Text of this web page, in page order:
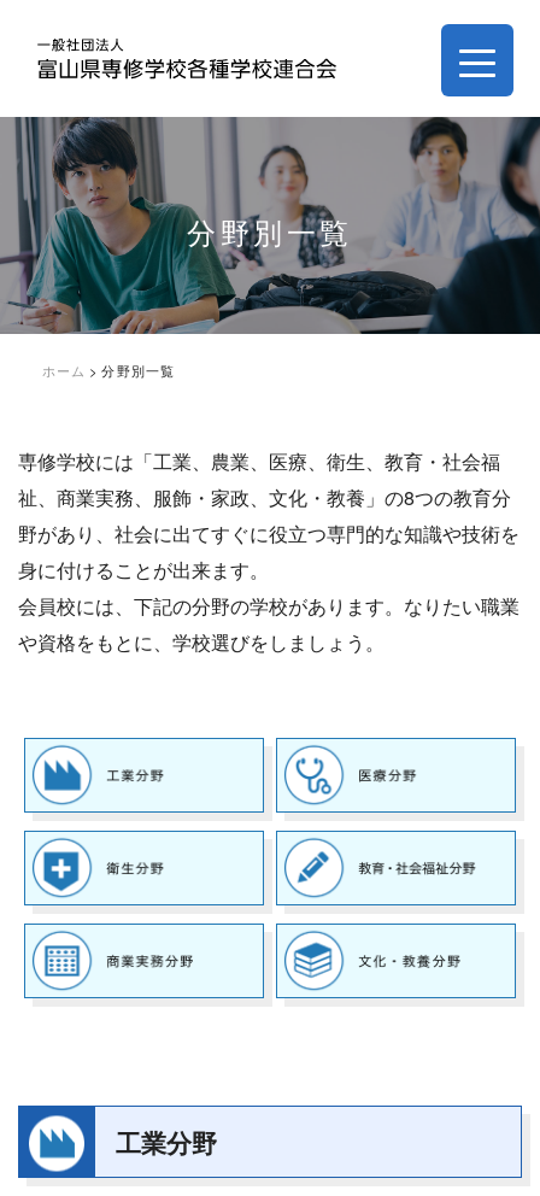
分野別一覧
ホーム >分野別一覧
専修学校には「工業、農業、医療、衛生、教育・社会福
祉、商業実務、服飾・家政、文化・教養」の8つの教育分
野があり、社会に出てすぐに役立つ専門的な知識や技術を
身に付けることが出来ます。
会員校には、下記の分野の学校があります。なりたい職業
や資格をもとに、学校選びをしましょう。
工業分野